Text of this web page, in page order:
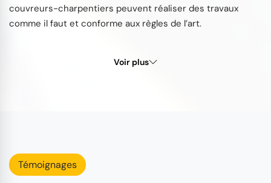
couvreurs-charpentiers peuvent réaliser des travaux
comme il faut et conforme aux règles de l’art.
Voir plus
Témoignages